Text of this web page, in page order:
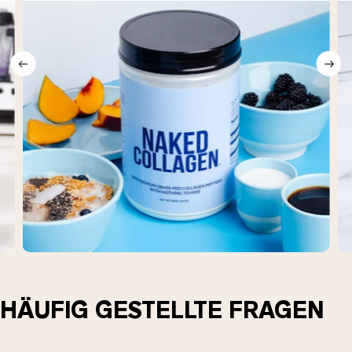
HÄUFIG GESTELLTE FRAGEN